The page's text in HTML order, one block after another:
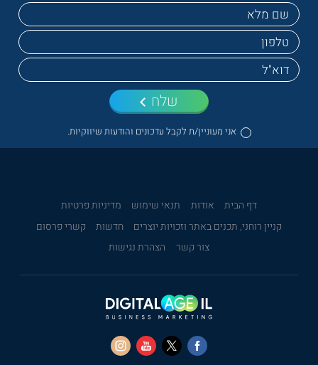
אני מעוניין/ת לקבל עדכונים והודעות שיווקיות.
שלח
דף הבית אודות תנאי שימוש
מדיניות פרטיות
קניין רוחני, תכנים באתר וזכויות יוצרים
חדשות
קשרי פרסום
צור קשר
הצהרת נגישות